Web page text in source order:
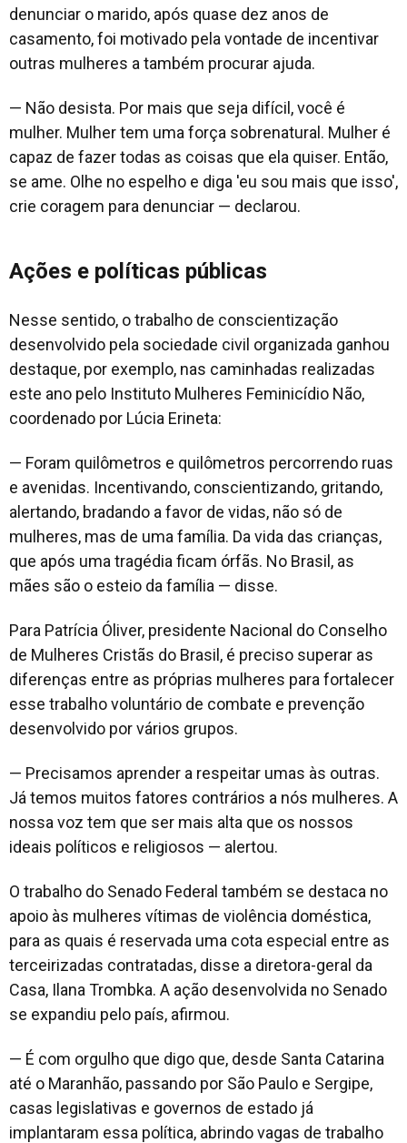
denunciar o marido, após quase dez anos de
casamento, foi motivado pela vontade de incentivar
outras mulheres a também procurar ajuda.
— Não desista. Por mais que seja difícil, você é
mulher. Mulher tem uma força sobrenatural. Mulher é
capaz de fazer todas as coisas que ela quiser. Então,
se ame. Olhe no espelho e diga 'eu sou mais que isso',
crie coragem para denunciar — declarou.
Ações e políticas públicas
Nesse sentido, o trabalho de conscientização
desenvolvido pela sociedade civil organizada ganhou
destaque, por exemplo, nas caminhadas realizadas
este ano pelo Instituto Mulheres Feminicídio Não,
coordenado por Lúcia Erineta:
— Foram quilômetros e quilômetros percorrendo ruas
e avenidas. Incentivando, conscientizando, gritando,
alertando, bradando a favor de vidas, não só de
mulheres, mas de uma família. Da vida das crianças,
que após uma tragédia ficam órfãs. No Brasil, as
mães são o esteio da família — disse.
Para Patrícia Óliver, presidente Nacional do Conselho
de Mulheres Cristãs do Brasil, é preciso superar as
diferenças entre as próprias mulheres para fortalecer
esse trabalho voluntário de combate e prevenção
desenvolvido por vários grupos.
— Precisamos aprender a respeitar umas às outras.
Já temos muitos fatores contrários a nós mulheres. A
nossa voz tem que ser mais alta que os nossos
ideais políticos e religiosos — alertou.
O trabalho do Senado Federal também se destaca no
apoio às mulheres vítimas de violência doméstica,
para as quais é reservada uma cota especial entre as
terceirizadas contratadas, disse a diretora-geral da
Casa, Ilana Trombka. A ação desenvolvida no Senado
se expandiu pelo país, afirmou.
— É com orgulho que digo que, desde Santa Catarina
até o Maranhão, passando por São Paulo e Sergipe,
casas legislativas e governos de estado já
implantaram essa política, abrindo vagas de trabalho